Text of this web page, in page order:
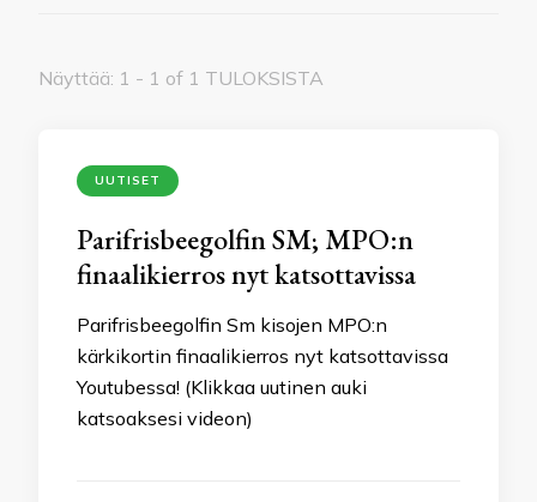
Näyttää: 1 - 1 of 1 TULOKSISTA
UUTISET
Parifrisbeegolfin SM; MPO:n
finaalikierros nyt katsottavissa
Parifrisbeegolfin Sm kisojen MPO:n
kärkikortin finaalikierros nyt katsottavissa
Youtubessa! (Klikkaa uutinen auki
katsoaksesi videon)